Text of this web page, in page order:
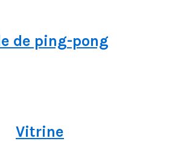
de ping-pong
Vitrine